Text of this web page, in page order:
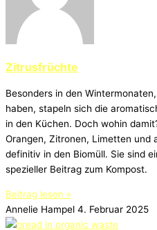
Zitrusfrüchte
Besonders in den
haben, stapeln sich die
in den Küchen. Doch wohin
Orangen, Zitronen, Limetten und
definitiv in den Biomüll. Sie sind
spezieller Beitrag zum Kompost.
Beitrag lesen »
Annelie Hampel 4. Februar 2025